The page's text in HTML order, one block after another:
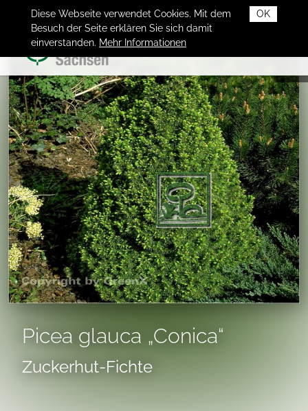
OK
Diese Webseite verwendet Cookies. Mit dem
Besuch der Seite erklären Sie sich damit
einverstanden. Mehr Informationen
Picea glauca „Conica“
Zuckerhut-Fichte